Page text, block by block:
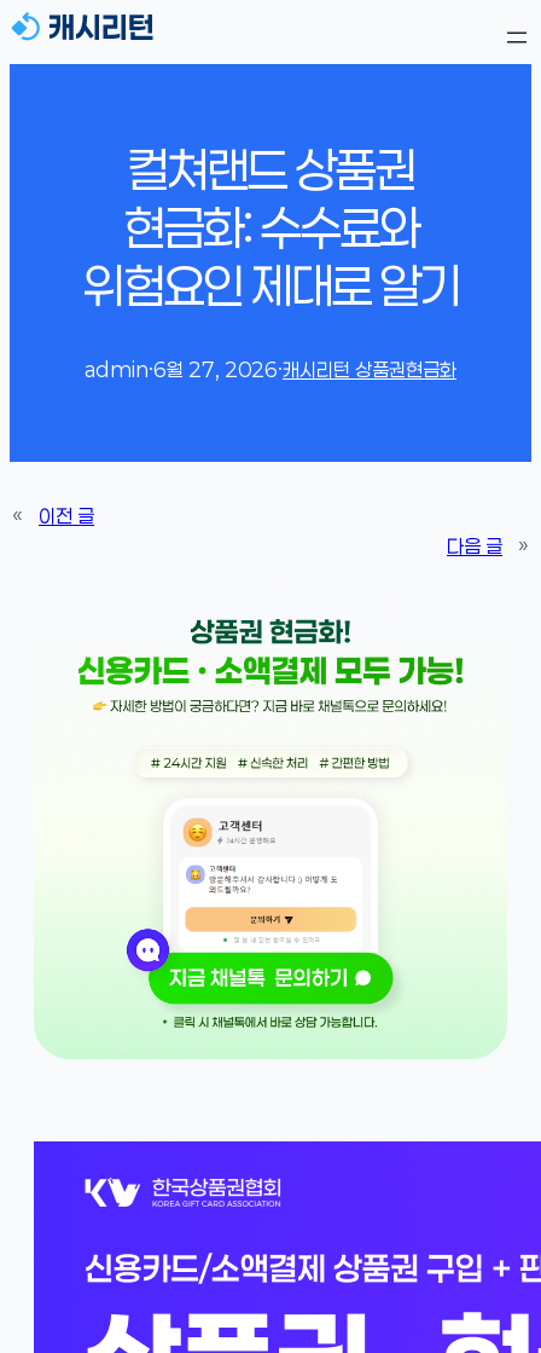
컬쳐랜드 상품권
현금화: 수수료와
위험요인 제대로 알기
admin·6월 27, 2026·캐시리턴 상품권현금화
«
이전 글
다음 글
»